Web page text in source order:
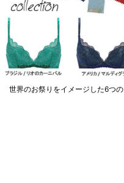
世界のお祭りをイメージした6つ